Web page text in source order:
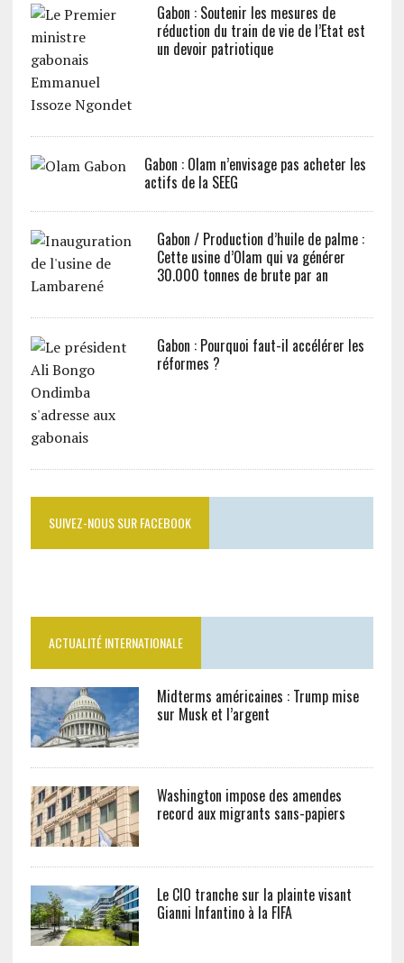
Gabon : Soutenir les mesures de
réduction du train de vie de l’Etat est
un devoir patriotique
Gabon : Olam n’envisage pas acheter les
actifs de la SEEG
Gabon / Production d’huile de palme :
Cette usine d’Olam qui va générer
30.000 tonnes de brute par an
Gabon : Pourquoi faut-il accélérer les
réformes ?
SUIVEZ-NOUS SUR FACEBOOK
ACTUALITÉ INTERNATIONALE
Midterms américaines : Trump mise
sur Musk et l’argent
Washington impose des amendes
record aux migrants sans-papiers
Le CIO tranche sur la plainte visant
Gianni Infantino à la FIFA